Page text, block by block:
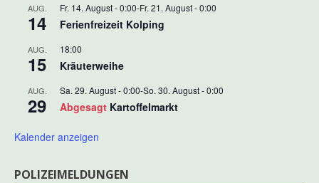
AUG.
14
Fr. 14. August - 0:00-Fr. 21. August - 0:00
Ferienfreizeit Kolping
AUG.
15
18:00
Kräuterweihe
AUG.
29
Sa. 29. August - 0:00-So. 30. August - 0:00
Abgesagt Kartoffelmarkt
Kalender anzeigen
POLIZEIMELDUNGEN